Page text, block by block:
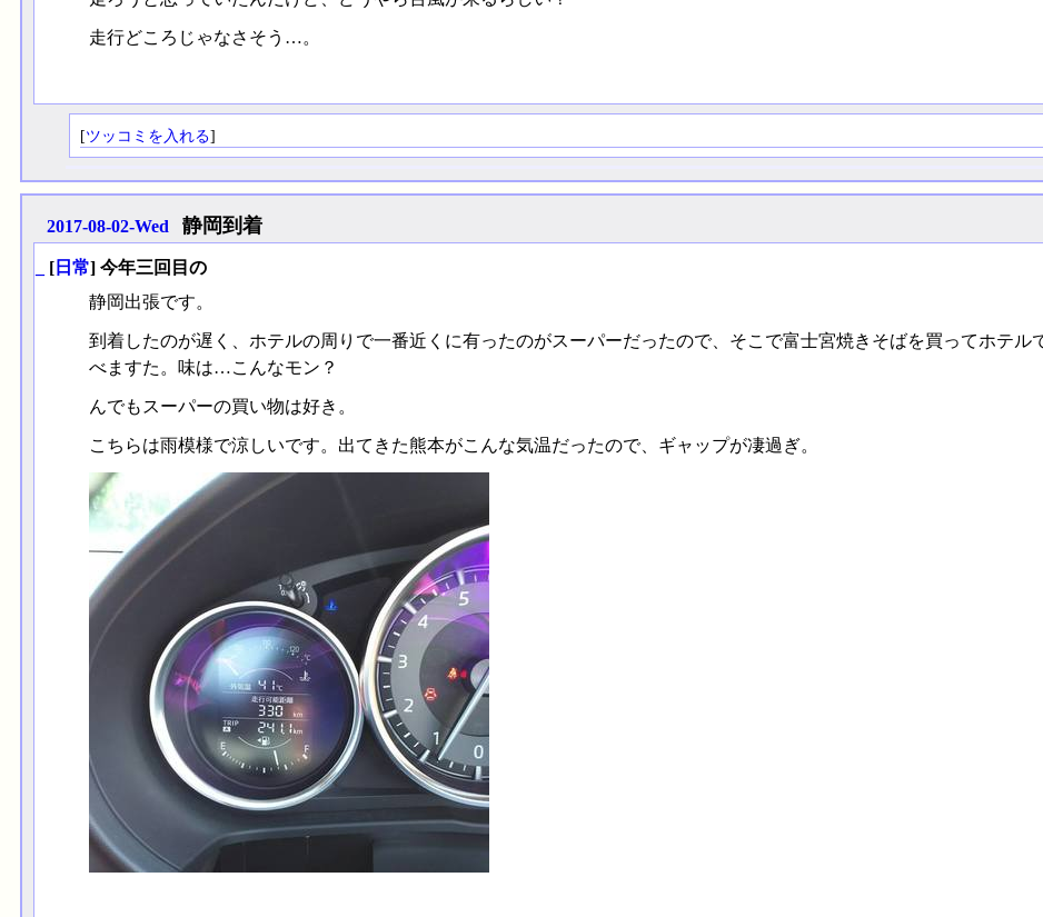
走行どころじゃなさそう…。
[ツッコミを入れる]
2017-08-02-Wed 静岡到着
[日常] 今年三回目の
静岡出張です。
到着したのが遅く、ホテルの周りで一番近くに有ったのがスーパーだったので、そこで富士宮焼きそばを買ってホテル
べますた。味は…こんなモン？
んでもスーパーの買い物は好き。
こちらは雨模様で涼しいです。出てきた熊本がこんな気温だったので、ギャップが凄過ぎ。